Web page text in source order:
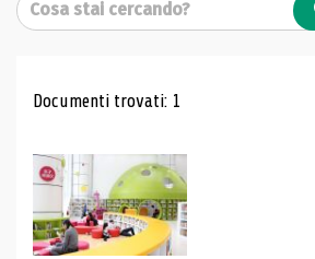
Risultati di ricerca
Documenti trovati: 1